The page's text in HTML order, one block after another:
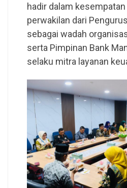
hadir dalam
perwakilan dari
sebagai wadah
serta Pimpinan Bank
selaku mitra layanan